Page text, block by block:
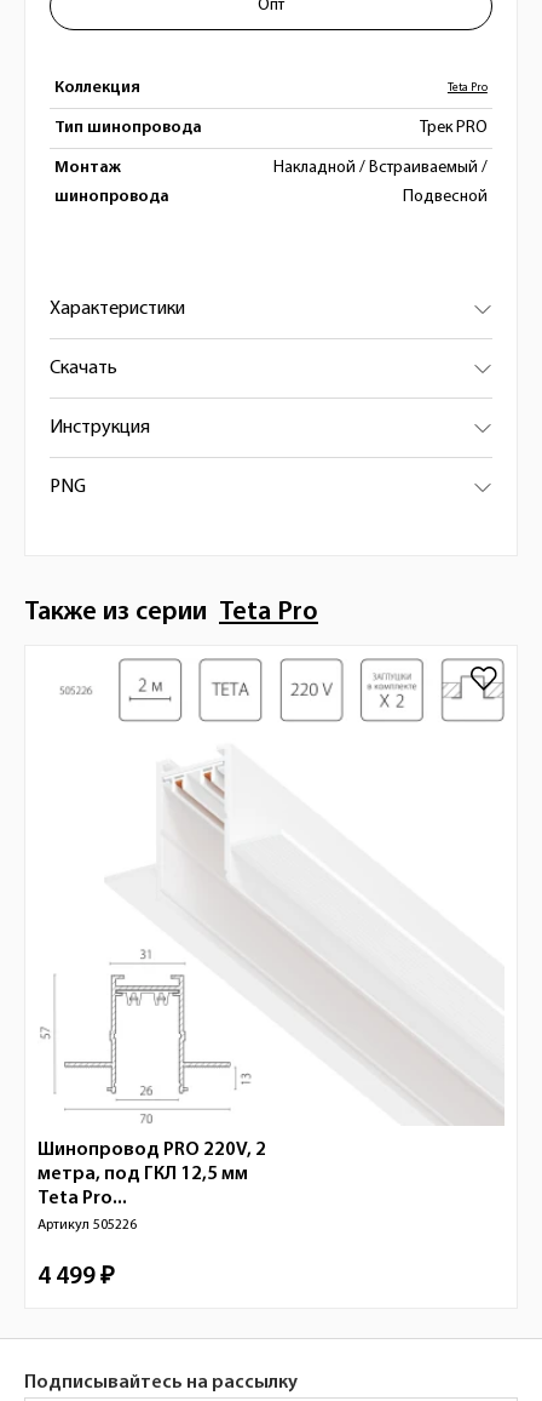
Коллекция Teta Pro
Тип шинопровода Трек PRO
Монтаж
шинопровода
Накладной / Встраиваемый /
Подвесной
Опт
Характеристики
Скачать
Инструкция
PNG
Также из серии Teta Pro
Шинопровод PRO 220V, 2
метра, под ГКЛ 12,5 мм
Teta Pro...
Артикул 505226
4 499 ₽
Подписывайтесь на рассылку